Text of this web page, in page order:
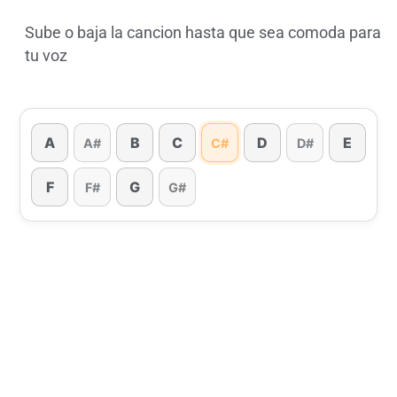
Sube o baja la cancion hasta que sea comoda para
tu voz
A A# B C C# D D# E
F F# G G#